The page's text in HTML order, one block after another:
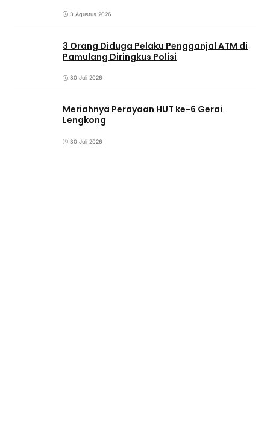
3 Agustus 2026
3 Orang Diduga Pelaku Pengganjal ATM di
Pamulang Diringkus Polisi
30 Juli 2026
Meriahnya Perayaan HUT ke-6 Gerai
Lengkong
30 Juli 2026